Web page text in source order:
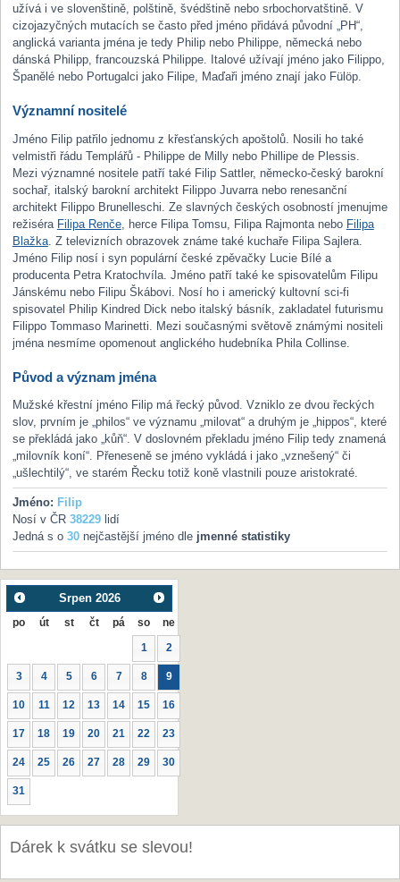
užívá i ve slovenštině, polštině, švédštině nebo srbochorvatštině. V
cizojazyčných mutacích se často před jméno přidává původní „PH“,
anglická varianta jména je tedy Philip nebo Philippe, německá nebo
dánská Philipp, francouzská Philippe. Italové užívají jméno jako Filippo,
Španělé nebo Portugalci jako Filipe, Maďaři jméno znají jako Fülöp.
Významní nositelé
Jméno Filip patřilo jednomu z křesťanských apoštolů. Nosili ho také
velmistři řádu Templářů - Philippe de Milly nebo Phillipe de Plessis.
Mezi významné nositele patří také Filip Sattler, německo-český barokní
sochař, italský barokní architekt Filippo Juvarra nebo renesanční
architekt Filippo Brunelleschi. Ze slavných českých osobností jmenujme
režiséra Filipa Renče, herce Filipa Tomsu, Filipa Rajmonta nebo Filipa
Blažka. Z televizních obrazovek známe také kuchaře Filipa Sajlera.
Jméno Filip nosí i syn populární české zpěvačky Lucie Bílé a
producenta Petra Kratochvíla. Jméno patří také ke spisovatelům Filipu
Jánskému nebo Filipu Škábovi. Nosí ho i americký kultovní sci-fi
spisovatel Philip Kindred Dick nebo italský básník, zakladatel futurismu
Filippo Tommaso Marinetti. Mezi současnými světově známými nositeli
jména nesmíme opomenout anglického hudebníka Phila Collinse.
Původ a význam jména
Mužské křestní jméno Filip má řecký původ. Vzniklo ze dvou řeckých
slov, prvním je „philos“ ve významu „milovat“ a druhým je „hippos“, které
se překládá jako „kůň“. V doslovném překladu jméno Filip tedy znamená
„milovník koní“. Přeneseně se jméno vykládá i jako „vznešený“ či
„ušlechtilý“, ve starém Řecku totiž koně vlastnili pouze aristokraté.
Jméno: Filip
Nosí v ČR 38229lidí
Jedná s o 30nejčastější jméno dle jmenné statistiky
Srpen 2026
po út st čt pá so ne
1 2
3 4 5 6 7 8 9
10 11 12 13 14 15 16
17 18 19 20 21 22 23
24 25 26 27 28 29 30
31
Dárek k svátku se slevou!